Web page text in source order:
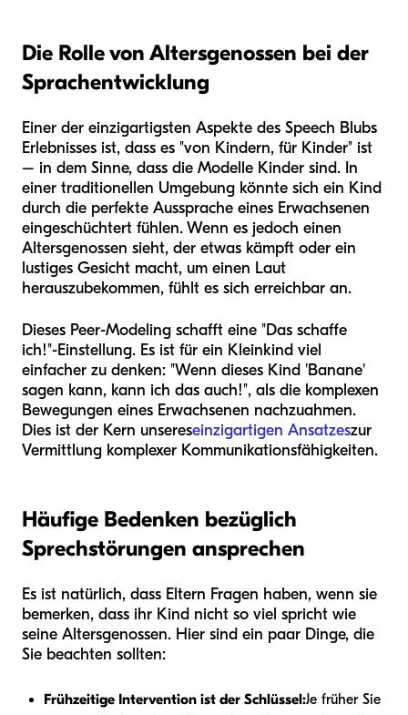
Die Rolle von Altersgenossen bei der
Sprachentwicklung
Einer der einzigartigsten Aspekte des Speech Blubs
Erlebnisses ist, dass es "von Kindern, für Kinder" ist
– in dem Sinne, dass die Modelle Kinder sind. In
einer traditionellen Umgebung könnte sich ein Kind
durch die perfekte Aussprache eines Erwachsenen
eingeschüchtert fühlen. Wenn es jedoch einen
Altersgenossen sieht, der etwas kämpft oder ein
lustiges Gesicht macht, um einen Laut
herauszubekommen, fühlt es sich erreichbar an.
Dieses Peer-Modeling schafft eine "Das schaffe
ich!"-Einstellung. Es ist für ein Kleinkind viel
einfacher zu denken: "Wenn dieses Kind 'Banane'
sagen kann, kann ich das auch!", als die komplexen
Bewegungen eines Erwachsenen nachzuahmen.
Dies ist der Kern unsereseinzigartigen Ansatzeszur
Vermittlung komplexer Kommunikationsfähigkeiten.
Häufige Bedenken bezüglich
Sprechstörungen ansprechen
Es ist natürlich, dass Eltern Fragen haben, wenn sie
bemerken, dass ihr Kind nicht so viel spricht wie
seine Altersgenossen. Hier sind ein paar Dinge, die
Sie beachten sollten:
Frühzeitige Intervention ist der Schlüssel:Je früher Sie